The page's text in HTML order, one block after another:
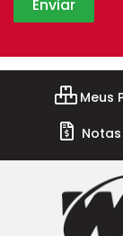
Meus
Notas